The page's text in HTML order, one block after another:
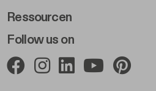
Follow us on
Ressourcen